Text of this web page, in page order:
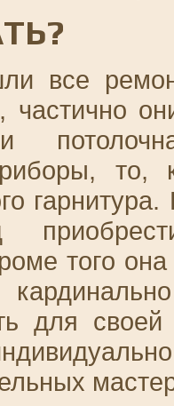
все
частично
то,
того
для